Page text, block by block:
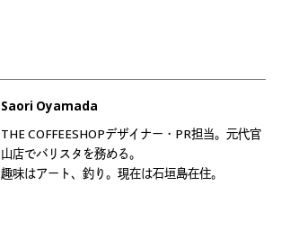
Saori Oyamada
THE COFFEESHOPデザイナー・PR担当。元代官
山店でバリスタを務める。
趣味はアート、釣り。現在は石垣島在住。